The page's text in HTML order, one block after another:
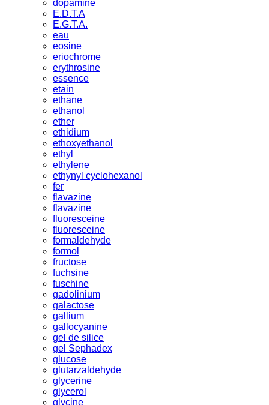
dopamine
E.D.T.A
E.G.T.A.
eau
eosine
eriochrome
erythrosine
essence
etain
ethane
ethanol
ether
ethidium
ethoxyethanol
ethyl
ethylene
ethynyl cyclohexanol
fer
flavazine
flavazine
fluoresceine
fluoresceine
formaldehyde
formol
fructose
fuchsine
fuschine
gadolinium
galactose
gallium
gallocyanine
gel de silice
gel Sephadex
glucose
glutarzaldehyde
glycerine
glycerol
glycine